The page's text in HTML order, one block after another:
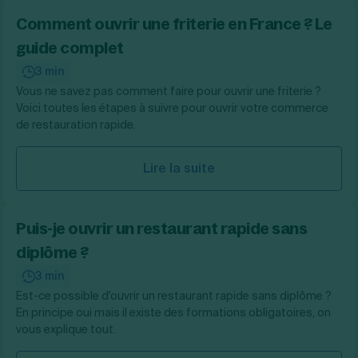
Comment ouvrir une friterie en France ? Le
guide complet
3 min
Vous ne savez pas comment faire pour ouvrir une friterie ?
Voici toutes les étapes à suivre pour ouvrir votre commerce
de restauration rapide.
Lire la suite
Puis-je ouvrir un restaurant rapide sans
diplôme ?
3 min
Est-ce possible d'ouvrir un restaurant rapide sans diplôme ?
En principe oui mais il existe des formations obligatoires, on
vous explique tout.